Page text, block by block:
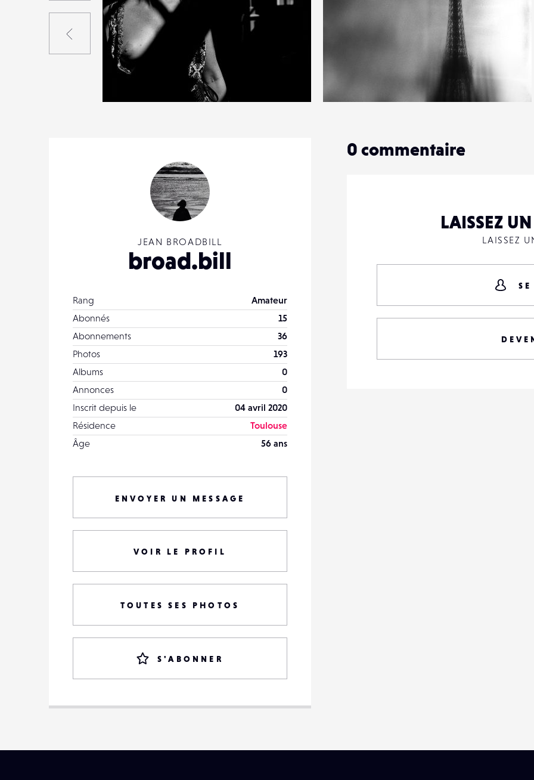
53 37
Précédent
JEAN BROADBILL
broad.bill
Rang
Amateur
Abonnés
15
Abonnements
36
Photos
193
Albums
0
Annonces
0
Inscrit depuis le
04 avril 2020
Résidence
Toulouse
Âge
56 ans
ENVOYER UN MESSAGE
VOIR LE PROFIL
TOUTES SES PHOTOS
S'ABONNER
0 commentaire
LAISSEZ
LAISSEZ